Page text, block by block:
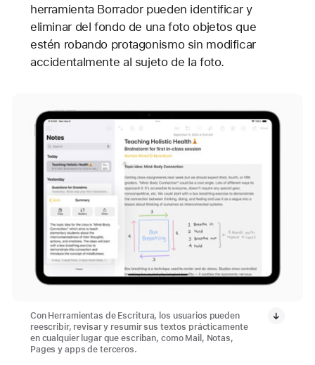
herramienta Borrador pueden identificar y
eliminar del fondo de una foto objetos que
estén robando protagonismo sin modificar
accidentalmente al sujeto de la foto.
Con Herramientas de Escritura, los usuarios pueden
reescribir, revisar y resumir sus textos prácticamente
en cualquier lugar que escriban, como Mail, Notas,
Pages y apps de terceros.